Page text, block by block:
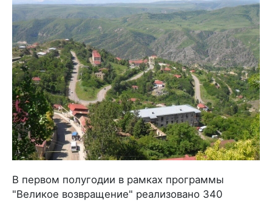
В первом полугодии в рамках программы
"Великое возвращение" реализовано 340